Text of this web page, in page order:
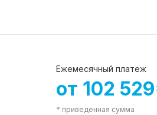
Ежемесячный платеж
от 102
* приведенная сумма